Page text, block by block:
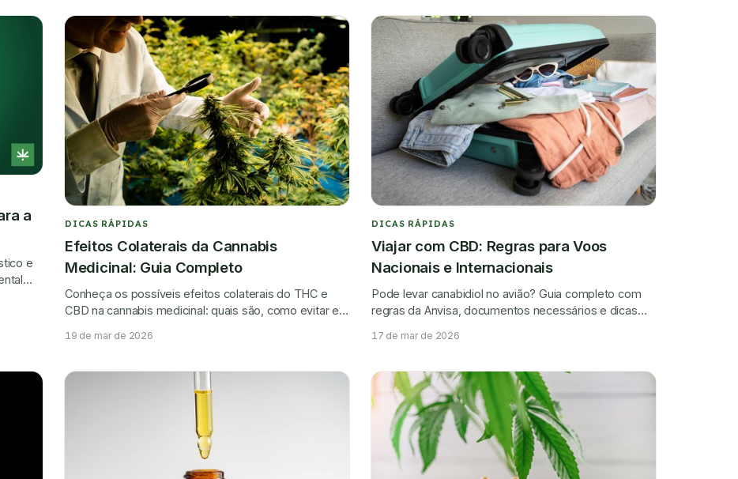
a
e
DICAS RÁPIDAS
Efeitos Colaterais da Cannabis
Medicinal: Guia Completo
Conheça os possíveis efeitos colaterais do THC e
CBD na cannabis medicinal: quais são, como evitar e
19 de mar de 2026
DICAS RÁPIDAS
Viajar com CBD: Regras para Voos
Nacionais e Internacionais
Pode levar canabidiol no avião? Guia completo com
regras da Anvisa, documentos necessários e dicas
17 de mar de 2026